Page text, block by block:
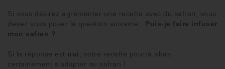
Si vous désirez agrémenter une recette avec du safran
, vous
devez vous poser la question suivante : Puis-je faire infuser
mon safran ?
Si la réponse est oui , votre recette pourra alors
certainement s’adapter au safran